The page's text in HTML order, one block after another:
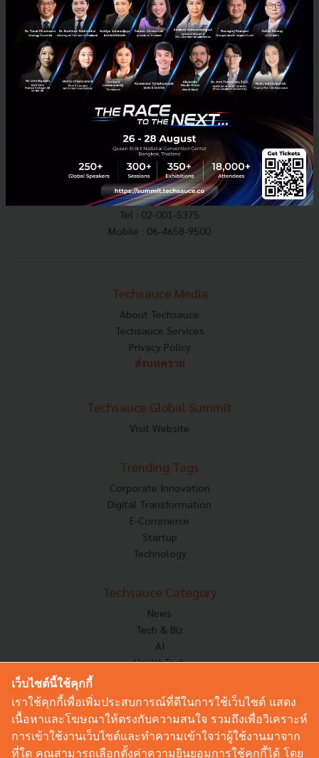
Realtime API ที่จะปฏิวัติวงการผู้ช่วยเสียงอั...
สิงหาคม 29, 2025| ByTechsauce Team
News AI API OpenAI Voice AI
E-mail :contact@techsauce.co
Tel : 02-001-5375
Mobile : 06-4658-9500
Techsauce Media
About Techsauce
Techsauce Services
Privacy Policy
ส่งบทความ
Techsauce Global Summit
Visit Website
Trending Tags
Corporate Innovation
Digital Transformation
E-Commerce
Startup
Technology
Techsauce Category
News
Tech & Biz
AI
HealthTech
Corp Innov
Saucy Thoughts
Based On
Sustainable
เว็บไซต์นี้ใช้คุกกี้
เราใช้คุกกี้เพื่อเพิ่มประสบการณ์ที่ดีในการใช้เว็บไซต์ แสดง
เนื้อหาและโฆษณาให้ตรงกับความสนใจ รวมถึงเพื่อวิเคราะห์
การเข้าใช้งานเว็บไซต์และทำความเข้าใจว่าผู้ใช้งานมาจาก
ที่ใด คุณสามารถเลือกตั้งค่าความยินยอมการใช้คุกกี้ได้ โดย